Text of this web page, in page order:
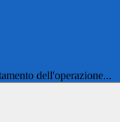
dell'operazione...